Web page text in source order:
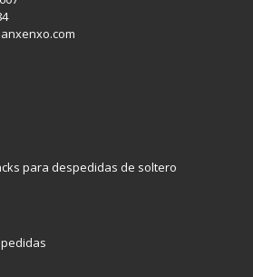
para despedidas de soltero